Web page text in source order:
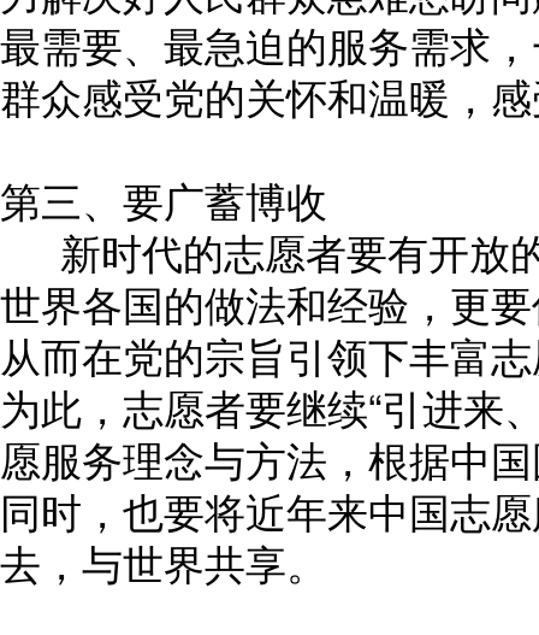
最需要、最急迫的服务需求
群众感受党的关怀和温暖，
第三、要广蓄博收
新时代的志愿者要有开放
世界各国的做法和经验，更
从而在党的宗旨引领下丰富
为此，志愿者要继续“引进来
愿服务理念与方法，根据中
同时，也要将近年来中国志
去，与世界共享。